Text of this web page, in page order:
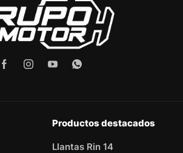
Productos destacados
Llantas Rin 14